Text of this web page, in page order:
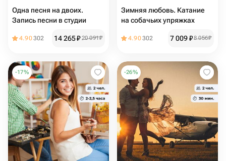
Одна песня на двоих.
Запись песни в студии
4.90302 14 265₽ 20 091₽
Зимняя любовь. Катание
на собачьих упряжках
4.90302 7 009₽8 056₽
-17% -26%